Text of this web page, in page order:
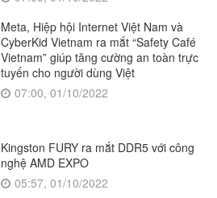
Meta, Hiệp hội Internet Việt Nam và
CyberKid Vietnam ra mắt “Safety Café
Vietnam” giúp tăng cường an toàn trực
tuyến cho người dùng Việt
07:00, 01/10/2022
Kingston FURY ra mắt DDR5 với công
nghệ AMD EXPO
05:57, 01/10/2022